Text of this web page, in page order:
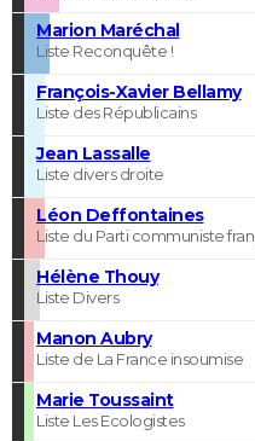
Marion Maréchal
Liste Reconquête !
François-Xavier Bellamy
Liste des Républicains
Jean Lassalle
Liste divers droite
Léon Deffontaines
Liste du Parti communiste
Hélène Thouy
Liste Divers
Manon Aubry
Liste de La France insoumise
Marie Toussaint
Liste Les Ecologistes